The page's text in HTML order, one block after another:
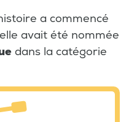
a commencé
avait été nommée
dans la catégorie